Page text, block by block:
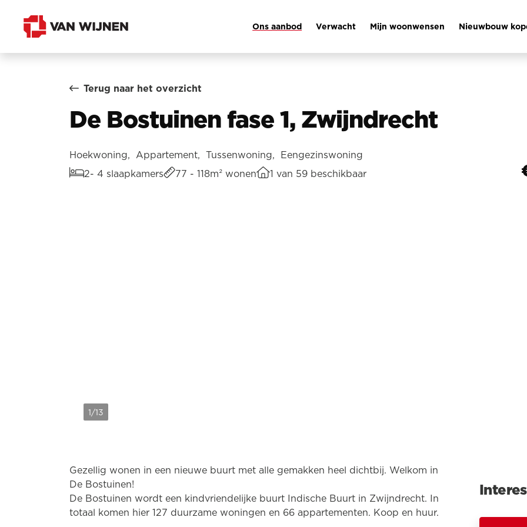
Ons aanbod Verwacht Mijn woonwensen Nieuwbouw
Terug naar het overzicht
De Bostuinen fase 1, Zwijndrecht
Hoekwoning, Appartement, Tussenwoning, Eengezinswoning
2- 4 slaapkamers
77 - 118m² wonen 1 van 59 beschikbaar
1/13
Gezellig wonen in een nieuwe buurt met alle gemakken heel dichtbij. Welkom in
De Bostuinen!
De Bostuinen wordt een kindvriendelijke buurt Indische Buurt in Zwijndrecht. In
totaal komen hier 127 duurzame woningen en 66 appartementen. Koop en huur.